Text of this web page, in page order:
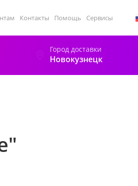
Контакты Помощь Сервисы
Город доставки
Новокузнецк